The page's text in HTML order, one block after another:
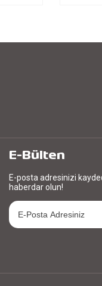
E-Bülten
E-posta adresinizi
haberdar olun!